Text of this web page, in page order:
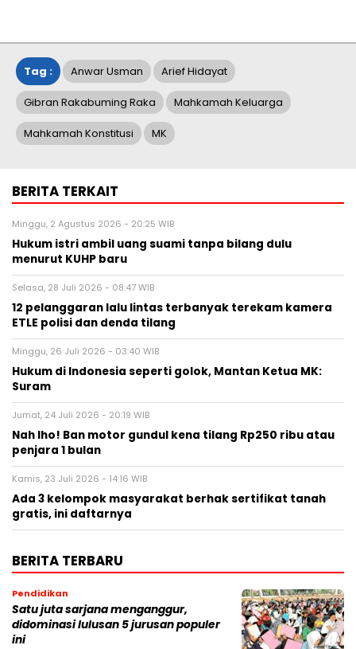
Tag : Anwar Usman Arief Hidayat
Gibran Rakabuming Raka Mahkamah Keluarga
Mahkamah Konstitusi MK
BERITA TERKAIT
Minggu, 2 Agustus 2026 - 20:25 WIB
Hukum istri ambil uang suami tanpa bilang dulu
menurut KUHP baru
Selasa, 28 Juli 2026 - 08:47 WIB
12 pelanggaran lalu lintas terbanyak terekam kamera
ETLE polisi dan denda tilang
Minggu, 26 Juli 2026 - 03:40 WIB
Hukum di Indonesia seperti golok, Mantan Ketua MK:
Suram
Jumat, 24 Juli 2026 - 20:19 WIB
Nah lho! Ban motor gundul kena tilang Rp250 ribu atau
penjara 1 bulan
Kamis, 23 Juli 2026 - 14:16 WIB
Ada 3 kelompok masyarakat berhak sertifikat tanah
gratis, ini daftarnya
BERITA TERBARU
Pendidikan
Satu juta sarjana menganggur,
didominasi lulusan 5 jurusan populer
ini